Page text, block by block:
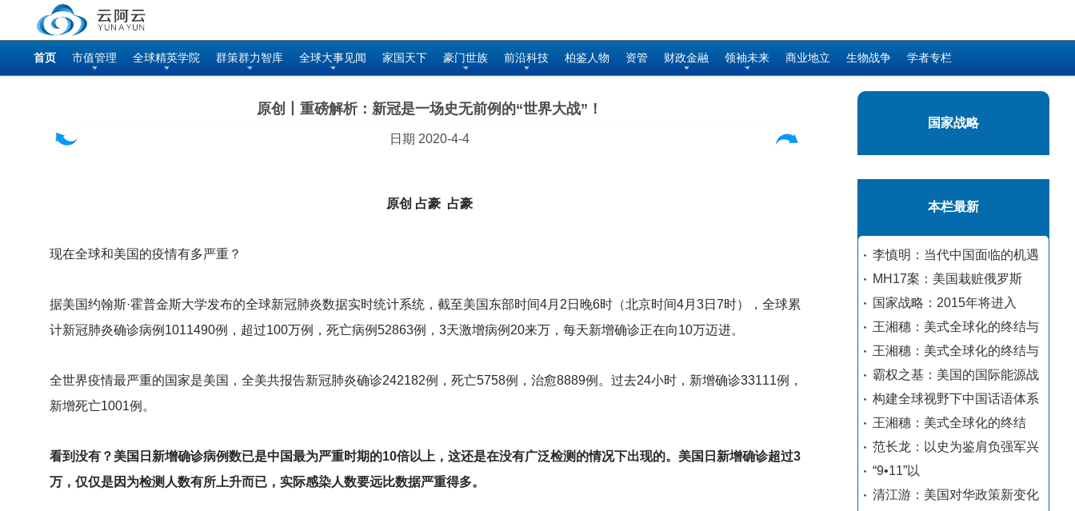
首页 市值管理 全球精英学院 群策群力智库 全球大事见闻 家国天下 豪门世族 前沿科技 柏鉴人物 资管 财政金融 领袖未来 商业地立 生物战争 学者专栏
原创丨重磅解析：新冠是一场史无前例的“世界大战”！
日期 2020-4-4
原创 占豪 占豪
现在全球和美国的疫情有多严重？
据美国约翰斯·霍普金斯大学发布的全球新冠肺炎数据实时统计系统，截至美国东部时间4月2日晚6时（北京时间4月3日7时），全球累
计新冠肺炎确诊病例1011490例，超过100万例，死亡病例52863例，3天激增病例20来万，每天新增确诊正在向10万迈进。
全世界疫情最严重的国家是美国，全美共报告新冠肺炎确诊242182例，死亡5758例，治愈8889例。过去24小时，新增确诊33111例，
新增死亡1001例。
看到没有？美国日新增确诊病例数已是中国最为严重时期的10倍以上，这还是在没有广泛检测的情况下出现的。美国日新增确诊超过3
万，仅仅是因为检测人数有所上升而已，实际感染人数要远比数据严重得多。
国家战略
本栏最新
李慎明：当代中国面临的机遇
MH17案：美国栽赃俄罗斯
国家战略：2015年将进入
王湘穗：美式全球化的终结与
王湘穗：美式全球化的终结与
霸权之基：美国的国际能源战
构建全球视野下中国话语体系
王湘穗：美式全球化的终结
范长龙：以史为鉴肩负强军兴
“9•11”以
清江游：美国对华政策新变化